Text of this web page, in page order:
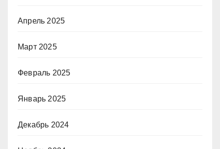
Апрель 2025
Март 2025
Февраль 2025
Январь 2025
Декабрь 2024